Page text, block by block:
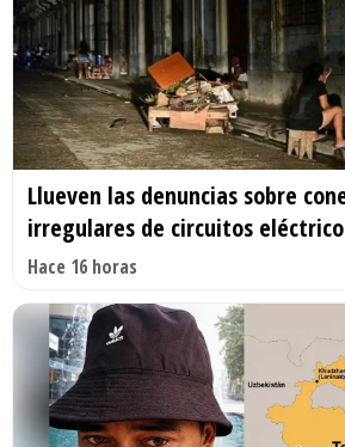
Llueven las denuncias sobre
irregulares de circuitos
Hace 16 horas